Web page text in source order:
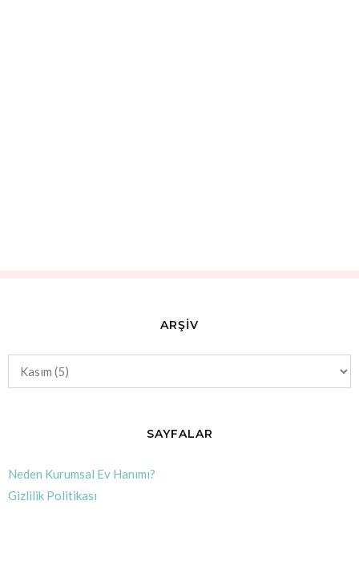
ARŞİV
SAYFALAR
Neden Kurumsal Ev Hanımı?
Gizlilik Politikası